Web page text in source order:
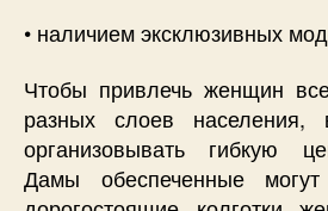
• наличием эксклюзивных
Чтобы привлечь женщин
разных слоев населения,
организовывать гибкую
Дамы обеспеченные